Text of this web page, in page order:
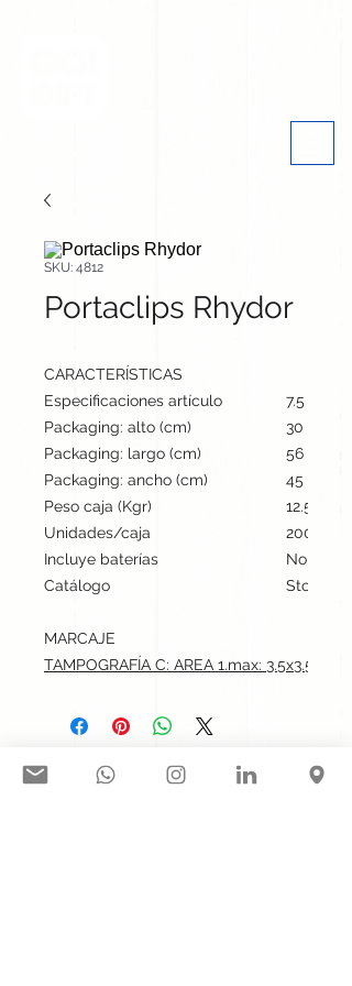
SKU: 4812
Portaclips Rhydor
CARACTERÍSTICAS
Especificaciones artículo
7.5 cm /
Packaging: alto (cm)
30
Packaging: largo (cm)
56
Packaging: ancho (cm)
45
Peso caja (Kgr)
12.5
Unidades/caja
200
Incluye baterías
No
Catálogo
Stock
MARCAJE
TAMPOGRAFÍA C: AREA 1.max: 3.5x3.5 cm
Síguenos en nuestras redes